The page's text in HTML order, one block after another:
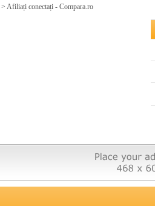
> Afiliați conectați - Compara.ro